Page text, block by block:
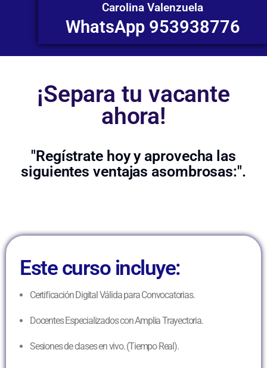
Carolina Valenzuela
WhatsApp 953938776
¡Separa tu vacante
ahora!
"Regístrate hoy y aprovecha las
siguientes ventajas asombrosas:".
Este curso incluye:
Certificación Digital Válida para Convocatorias.
Docentes Especializados con Amplia Trayectoria.
Sesiones de clases en vivo. (Tiempo Real).